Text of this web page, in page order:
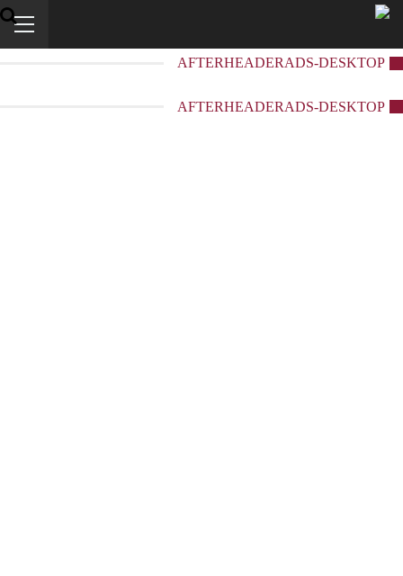
AFTERHEADERADS-DESKTOP
AFTERHEADERADS-DESKTOP